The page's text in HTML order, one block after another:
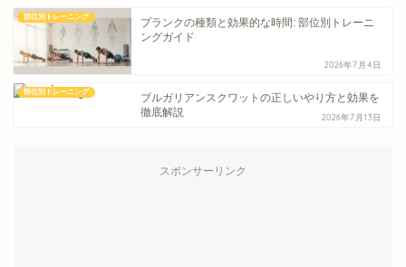
部位別トレーニング
プランクの種類と効果的な時間: 部位別トレーニ
ングガイド
2026年7月4日
部位別トレーニング
ブルガリアンスクワットの正しいやり方と効果を
徹底解説
2026年7月13日
スポンサーリンク